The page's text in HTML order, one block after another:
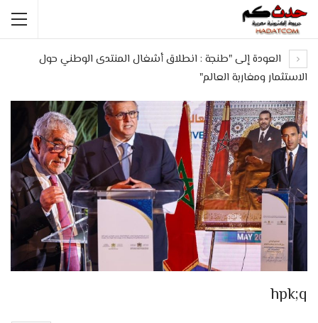
العودة إلى "طنجة : انطلاق أشغال المنتدى الوطني حول
الاستثمار ومغاربة العالم"
hpk;q